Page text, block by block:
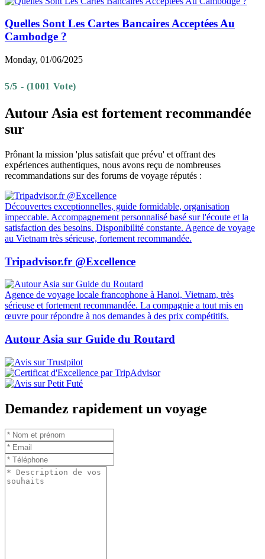
Quelles Sont Les Cartes Bancaires Acceptées Au
Cambodge ?
Monday, 01/06/2025
5/5 - (1001 Vote)
Autour Asia est fortement recommandée
sur
Prônant la mission 'plus satisfait que prévu' et offrant des
expériences authentiques, nous avons reçu de nombreuses
recommandations sur des forums de voyage réputés :
Découvertes exceptionnelles, guide formidable, organisation
impeccable. Accompagnement personnalisé basé sur l'écoute et la
satisfaction des besoins. Disponibilité constante. Agence de voyage
au Vietnam très sérieuse, fortement recommandée.
Tripadvisor.fr @Excellence
Agence de voyage locale francophone à Hanoi, Vietnam, très
sérieuse et fortement recommandée. La compagnie a tout mis en
œuvre pour répondre à nos demandes à des prix compétitifs.
Autour Asia sur Guide du Routard
Demandez rapidement un voyage